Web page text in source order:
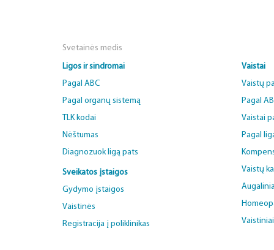
Svetainės medis
Ligos ir sindromai
Pagal ABC
Pagal organų sistemą
TLK kodai
Nėštumas
Diagnozuok ligą pats
Sveikatos įstaigos
Gydymo įstaigos
Vaistinės
Registracija į poliklinikas
Vaistai
Vaistų
Pagal
Vaistai
Pagal
Vaistų